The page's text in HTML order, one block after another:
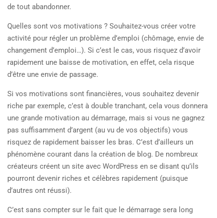
de tout abandonner.
Quelles sont vos motivations ? Souhaitez-vous créer votre
activité pour régler un problème d’emploi (chômage, envie de
changement d’emploi…). Si c’est le cas, vous risquez d’avoir
rapidement une baisse de motivation, en effet, cela risque
d’être une envie de passage.
Si vos motivations sont financières, vous souhaitez devenir
riche par exemple, c’est à double tranchant, cela vous donnera
une grande motivation au démarrage, mais si vous ne gagnez
pas suffisamment d’argent (au vu de vos objectifs) vous
risquez de rapidement baisser les bras. C’est d’ailleurs un
phénomène courant dans la création de blog. De nombreux
créateurs créent un site avec WordPress en se disant qu’ils
pourront devenir riches et célèbres rapidement (puisque
d’autres ont réussi).
C’est sans compter sur le fait que le démarrage sera long